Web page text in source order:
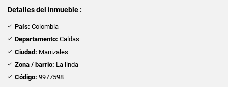
Detalles del inmueble :
País: Colombia
Departamento: Caldas
Ciudad: Manizales
Zona / barrio: La linda
Código: 9977598